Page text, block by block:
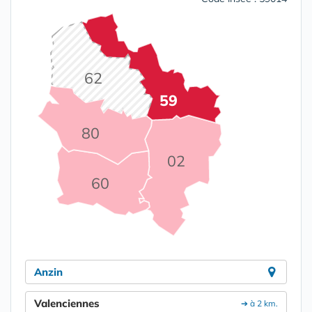
02
59
60
62
80
Anzin
➔ à 2 km.
Valenciennes